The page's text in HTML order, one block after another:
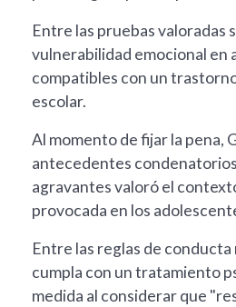
Entre las pruebas
vulnerabilidad emocional en
compatibles con un
escolar.
Al momento de fijar la pena,
antecedentes
agravantes valoró el
provocada en los
Entre las reglas de conducta
cumpla con un tratamiento
medida al considerar que